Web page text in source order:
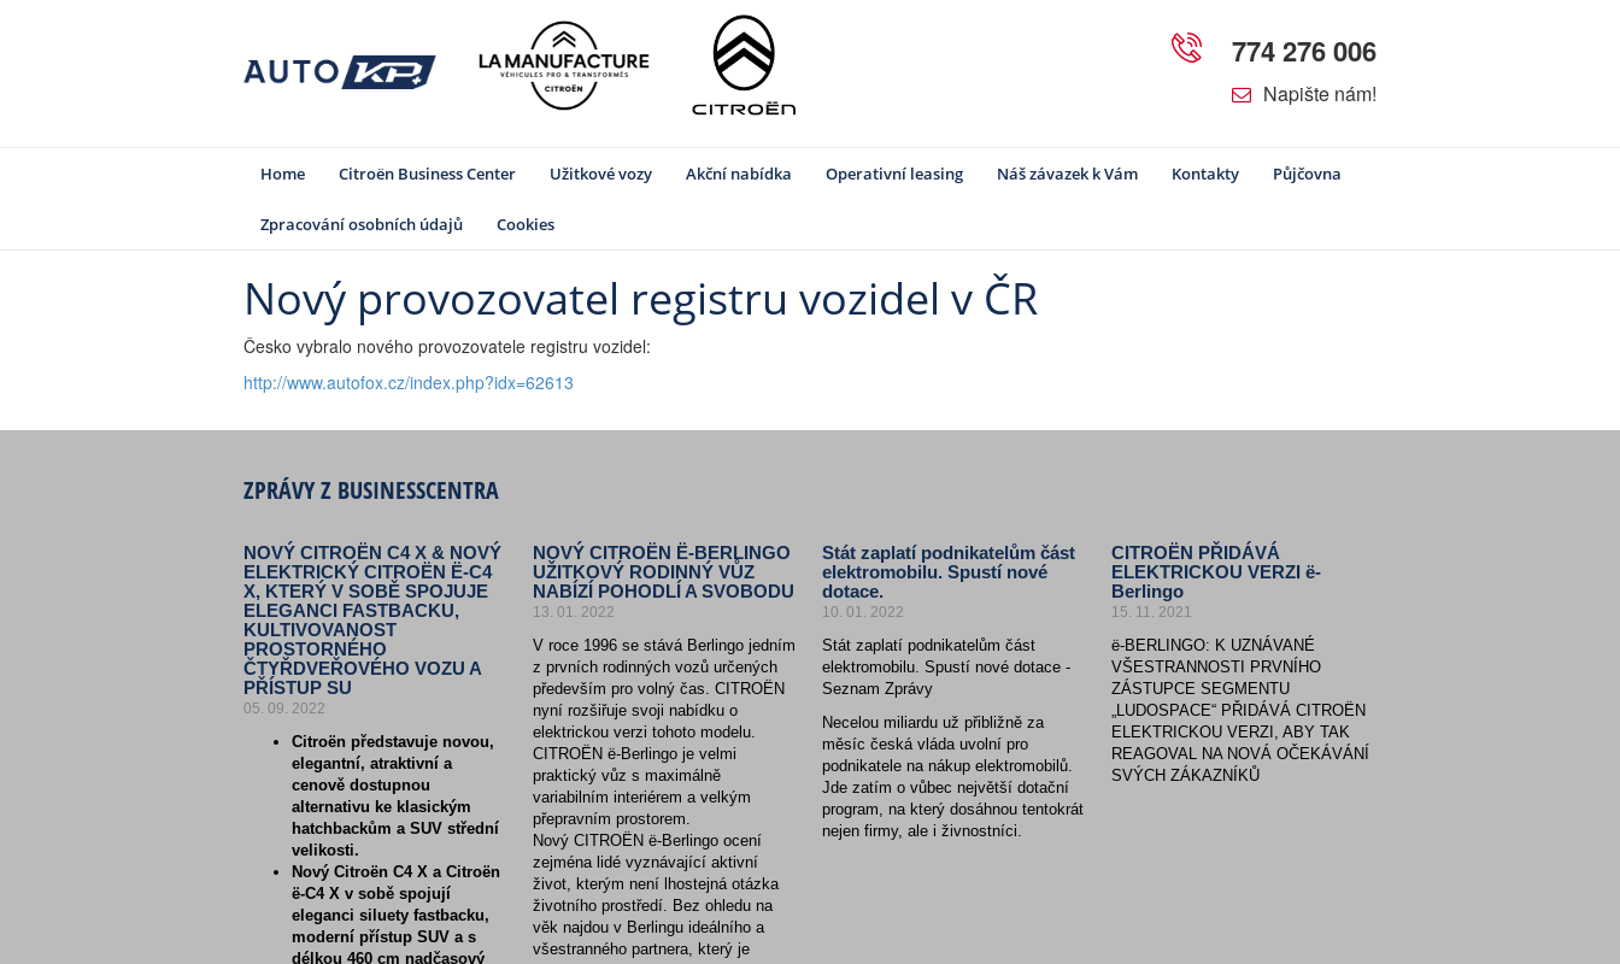
774 276 006
Napište nám!
Home Citroën Business Center Užitkové vozy Akční nabídka Operativní leasing Náš závazek k Vám Kontakty Půjčovna
Zpracování osobních údajů Cookies
Nový provozovatel registru vozidel v ČR
Česko vybralo nového provozovatele registru vozidel:
http://www.autofox.cz/index.php?idx=62613
ZPRÁVY Z BUSINESSCENTRA
NOVÝ CITROËN C4 X & NOVÝ
ELEKTRICKÝ CITROËN Ë-C4
X, KTERÝ V SOBĚ SPOJUJE
ELEGANCI FASTBACKU,
KULTIVOVANOST
PROSTORNÉHO
ČTYŘDVEŘOVÉHO VOZU A
PŘÍSTUP SU
05. 09. 2022
Citroën představuje novou,
elegantní, atraktivní a
cenově dostupnou
alternativu ke klasickým
hatchbackům a SUV střední
velikosti.
Nový Citroën C4 X a Citroën
ë-C4 X v sobě spojují
eleganci siluety fastbacku,
moderní přístup SUV a s
délkou 460 cm nadčasový
NOVÝ CITROËN Ë-BERLINGO
UŽITKOVÝ RODINNÝ VŮZ
NABÍZÍ POHODLÍ A SVOBODU
13. 01. 2022
V roce 1996 se stává Berlingo jedním
z prvních rodinných vozů určených
především pro volný čas. CITROËN
nyní rozšiřuje svoji nabídku o
elektrickou verzi tohoto modelu.
CITROËN ë-Berlingo je velmi
praktický vůz s maximálně
variabilním interiérem a velkým
přepravním prostorem.
Nový CITROËN ë-Berlingo ocení
zejména lidé vyznávající aktivní
život, kterým není lhostejná otázka
životního prostředí. Bez ohledu na
věk najdou v Berlingu ideálního a
všestranného partnera, který je
Stát zaplatí podnikatelům část
elektromobilu. Spustí nové
dotace.
10. 01. 2022
Stát zaplatí podnikatelům část
elektromobilu. Spustí nové dotace -
Seznam Zprávy
Necelou miliardu už přibližně za
měsíc česká vláda uvolní pro
podnikatele na nákup elektromobilů.
Jde zatím o vůbec největší dotační
program, na který dosáhnou tentokrát
nejen firmy, ale i živnostníci.
CITROËN PŘIDÁVÁ
ELEKTRICKOU VERZI ë-
Berlingo
15. 11. 2021
ë-BERLINGO: K UZNÁVANÉ
VŠESTRANNOSTI PRVNÍHO
ZÁSTUPCE SEGMENTU
„LUDOSPACE“ PŘIDÁVÁ CITROËN
ELEKTRICKOU VERZI, ABY TAK
REAGOVAL NA NOVÁ OČEKÁVÁNÍ
SVÝCH ZÁKAZNÍKŮ